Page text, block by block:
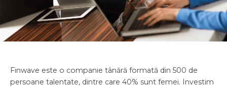
Finwave este o companie tânără formată din 500 de
persoane talentate, dintre care 40% sunt femei. Investim